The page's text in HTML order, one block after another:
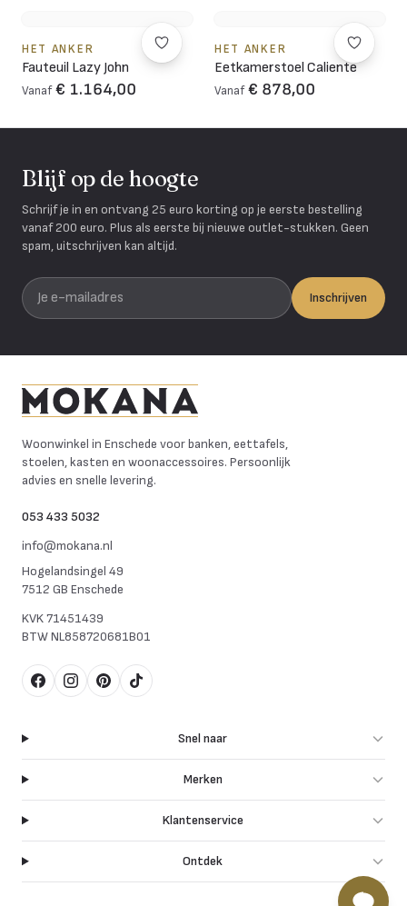
HET ANKER
Fauteuil Lazy John
Vanaf € 1.164,00
HET ANKER
Eetkamerstoel Caliente
Vanaf € 878,00
Blijf op de hoogte
Schrijf je in en ontvang 25 euro korting op je eerste bestelling
vanaf 200 euro. Plus als eerste bij nieuwe outlet-stukken. Geen
spam, uitschrijven kan altijd.
Je e-mailadres
Inschrijven
Woonwinkel in Enschede voor banken, eettafels,
stoelen, kasten en woonaccessoires. Persoonlijk
advies en snelle levering.
053 433 5032
info@mokana.nl
Hogelandsingel 49
7512 GB Enschede
KVK71451439
BTWNL858720681B01
FacebookInstagram
Pinterest
TikTok
Snel naar
Merken
Klantenservice
Ontdek